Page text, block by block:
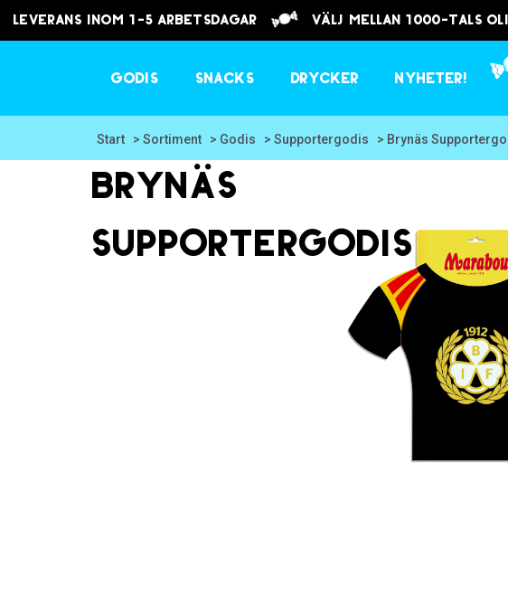
Leverans inom 1-5 arbetsdagar välj mellan 1000-tals
Godis Snacks Drycker Nyheter!
Start > Sortiment > Godis > Supportergodis > Brynäs
Brynäs
Supportergodis